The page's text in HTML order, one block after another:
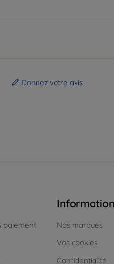
Donnez votre avis
paiement
Nos marques
Vos cookies
Confidentialité